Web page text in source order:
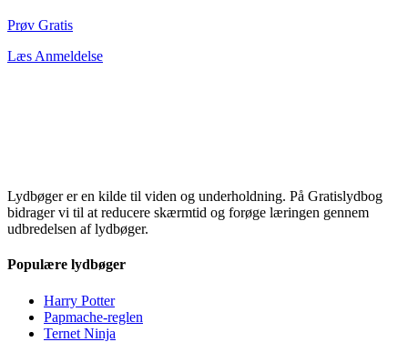
Prøv Gratis
Læs Anmeldelse
Lydbøger er en kilde til viden og underholdning. På Gratislydbog
bidrager vi til at reducere skærmtid og forøge læringen gennem
udbredelsen af lydbøger.
Populære lydbøger
Harry Potter
Papmache-reglen
Ternet Ninja